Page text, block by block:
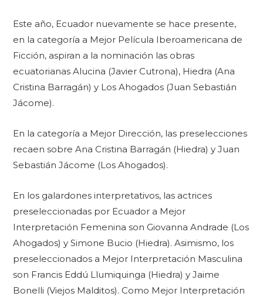
Este año, Ecuador nuevamente se hace presente,
en la categoría a Mejor Película Iberoamericana de
Ficción, aspiran a la nominación las obras
ecuatorianas Alucina (Javier Cutrona), Hiedra (Ana
Cristina Barragán) y Los Ahogados (Juan Sebastián
Jácome).
En la categoría a Mejor Dirección, las preselecciones
recaen sobre Ana Cristina Barragán (Hiedra) y Juan
Sebastián Jácome (Los Ahogados).
En los galardones interpretativos, las actrices
preseleccionadas por Ecuador a Mejor
Interpretación Femenina son Giovanna Andrade (Los
Ahogados) y Simone Bucio (Hiedra). Asimismo, los
preseleccionados a Mejor Interpretación Masculina
son Francis Eddú Llumiquinga (Hiedra) y Jaime
Bonelli (Viejos Malditos). Como Mejor Interpretación